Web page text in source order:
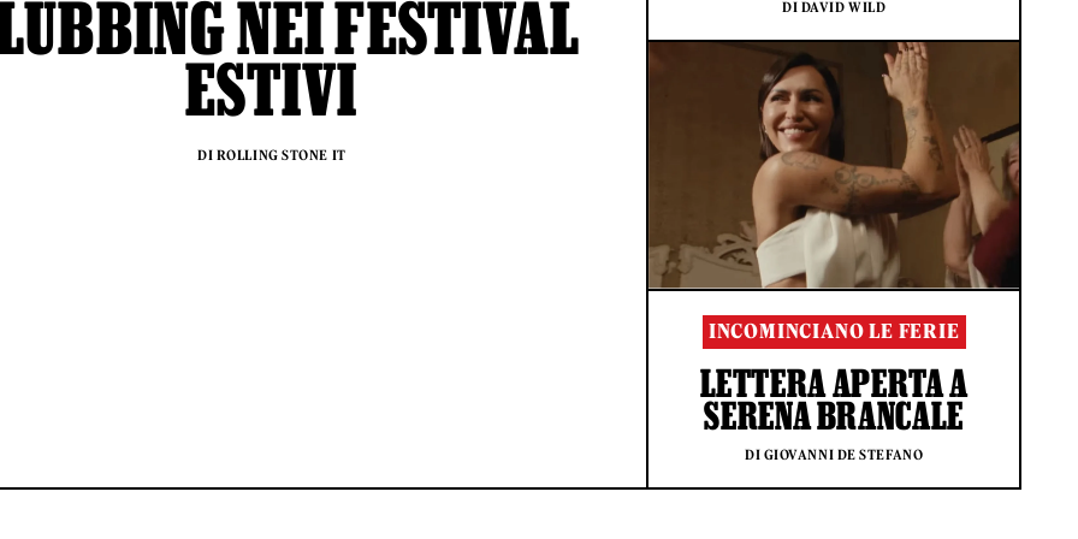
NEI FESTIVAL
ESTIVI
DI ROLLING STONE IT
DI DAVID WILD
INCOMINCIANO LE FERIE
LETTERA APERTA A
SERENA BRANCALE
DI GIOVANNI DE STEFANO